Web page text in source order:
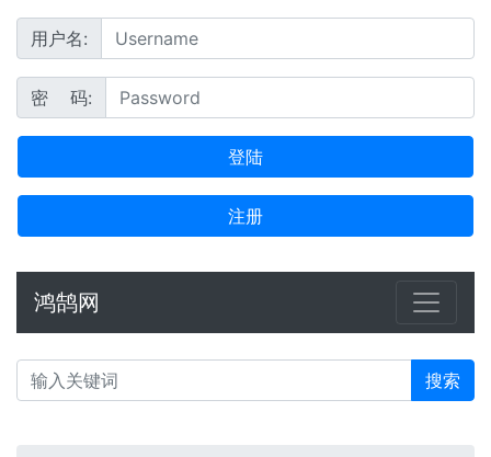
用户名:
密 码:
登陆
注册
鸿鹄网
搜索